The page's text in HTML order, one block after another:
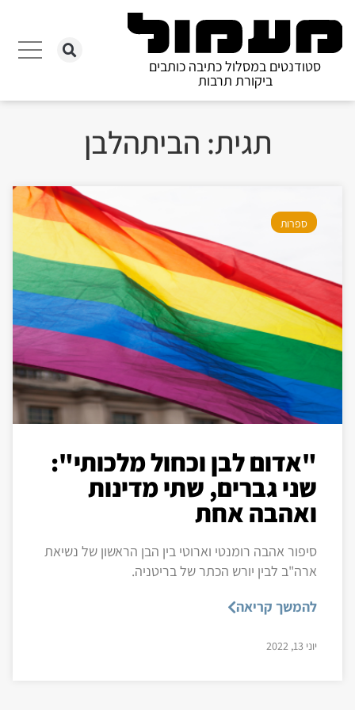
סטודנטים במסלול כתיבה כותבים
ביקורת תרבות
תגית: הביתהלבן
ספרות
"אדום לבן וכחול מלכותי":
שני גברים, שתי מדינות
ואהבה אחת
סיפור אהבה רומנטי וארוטי בין הבן הראשון של נשיאת
ארה"ב לבין יורש הכתר של בריטניה.
להמשך קריאה
יוני 13, 2022